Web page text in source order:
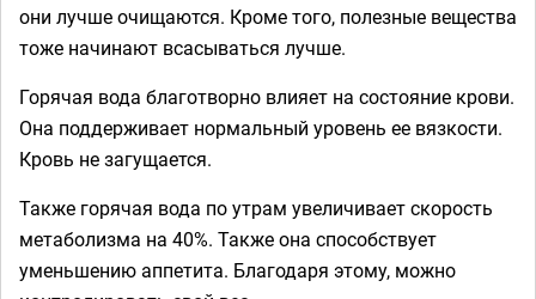
они лучше очищаются. Кроме того, полезные вещества
тоже начинают всасываться лучше.
Горячая вода благотворно влияет на состояние крови.
Она поддерживает нормальный уровень ее вязкости.
Кровь не загущается.
Также горячая вода по утрам увеличивает скорость
метаболизма на 40%. Также она способствует
уменьшению аппетита. Благодаря этому, можно